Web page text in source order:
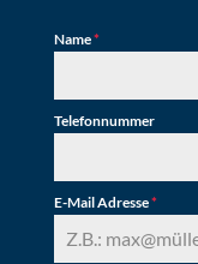
Name*
Telefonnummer
E-Mail Adresse*